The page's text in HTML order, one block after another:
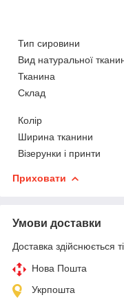
Тип сировини
Вид натуральної
Тканина
Склад
Колір
Ширина тканини
Візерунки і принти
Приховати
Умови доставки
Доставка здійснюється
Нова Пошта
Укрпошта